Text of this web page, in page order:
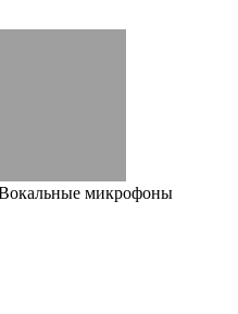
микрофоны